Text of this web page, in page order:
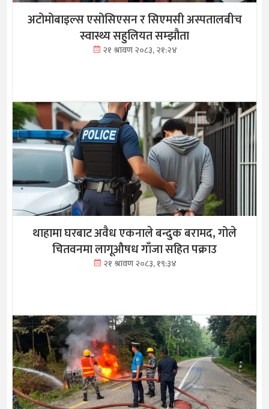
अटोमोबाइल्स एसोसिएसन र सिएमसी अस्पतालबीच
स्वास्थ्य सहुलियत सम्झौता
२१ श्रावण २०८३, २१:२४
थाहामा घरबाट अवैध एकनाले बन्दुक बरामद, गोले
चितवनमा लागूऔषध गाँजा सहित पक्राउ
२१ श्रावण २०८३, १९:३४